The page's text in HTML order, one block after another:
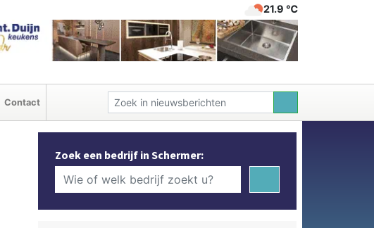
21.9 ℃
Contact
Zoek een bedrijf in Schermer: